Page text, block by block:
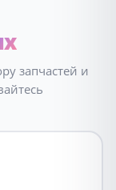
запчастей и